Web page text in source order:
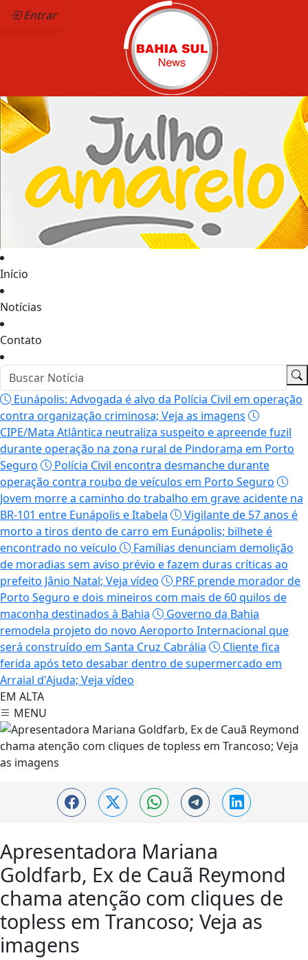
Entrar
Início
Notícias
Contato
Eunápolis: Advogada é alvo da Polícia Civil em operação
contra organização criminosa; Veja as imagens
CIPE/Mata Atlântica neutraliza suspeito e apreende fuzil
durante operação na zona rural de Pindorama em Porto
Seguro
Polícia Civil encontra desmanche durante
operação contra roubo de veículos em Porto Seguro
Jovem morre a caminho do trabalho em grave acidente na
BR-101 entre Eunápolis e Itabela
Vigilante de 57 anos é
morto a tiros dento de carro em Eunápolis; bilhete é
encontrado no veículo
Famílias denunciam demolição
de moradias sem aviso prévio e fazem duras críticas ao
prefeito Jânio Natal; Veja vídeo
PRF prende morador de
Porto Seguro e dois mineiros com mais de 60 quilos de
maconha destinados à Bahia
Governo da Bahia
remodela projeto do novo Aeroporto Internacional que
será construído em Santa Cruz Cabrália
Cliente fica
ferida após teto desabar dentro de supermercado em
Arraial d'Ajuda; Veja vídeo
EM ALTA
MENU
Apresentadora Mariana
Goldfarb, Ex de Cauã Reymond
chama atenção com cliques de
topless em Trancoso; Veja as
imagens